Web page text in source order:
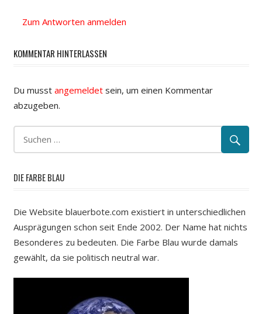
Zum Antworten anmelden
KOMMENTAR HINTERLASSEN
Du musst angemeldetsein, um einen Kommentar
abzugeben.
DIE FARBE BLAU
Die Website blauerbote.com existiert in unterschiedlichen
Ausprägungen schon seit Ende 2002. Der Name hat nichts
Besonderes zu bedeuten. Die Farbe Blau wurde damals
gewählt, da sie politisch neutral war.